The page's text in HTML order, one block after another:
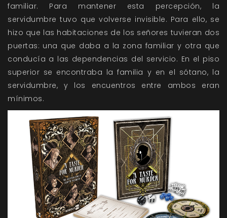
familiar. Para mantener esta percepción, la
servidumbre tuvo que volverse invisible. Para ello, se
hizo que las habitaciones de los señores tuvieran dos
puertas: una que daba a la zona familiar y otra que
conducía a las dependencias del servicio. En el piso
superior se encontraba la familia y en el sótano, la
servidumbre, y los encuentros entre ambos eran
mínimos.